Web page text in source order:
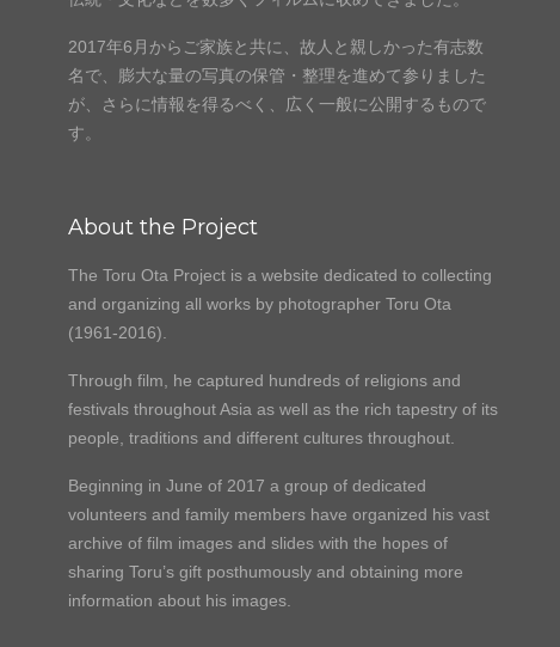
2017年6月からご家族と共に、故人と親しかった有志数
名で、膨大な量の写真の保管・整理を進めて参りました
が、さらに情報を得るべく、広く一般に公開するもので
す。
About the Project
The Toru Ota Project is a website dedicated to collecting
and organizing all works by photographer Toru Ota
(1961-2016).
Through film, he captured hundreds of religions and
festivals throughout Asia as well as the rich tapestry of its
people, traditions and different cultures throughout.
Beginning in June of 2017 a group of dedicated
volunteers and family members have organized his vast
archive of film images and slides with the hopes of
sharing Toru’s gift posthumously and obtaining more
information about his images.